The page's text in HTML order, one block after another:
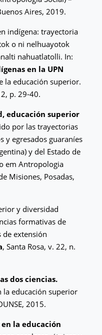
Aires, 2019.
indígena: trayectoria
o ni nelhuayotok
nahuatlatolli. In:
en la UPN
la educación superior.
p. 29-40.
educación superior
por las trayectorias
y egresados guaraníes
y del Estado de
em Antropologia
Misiones, Posadas,
y diversidad
formativas de
de extensión
, Santa Rosa, v. 22, n.
dos ciencias.
la educación superior
2015.
la educación